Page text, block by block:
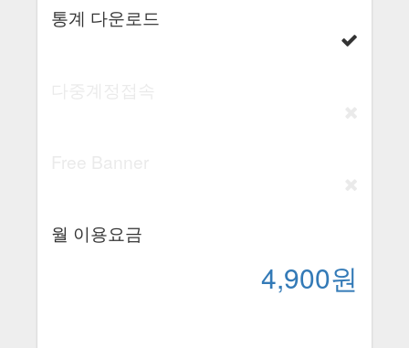
통계 다운로드
월 이용요금
4,900원